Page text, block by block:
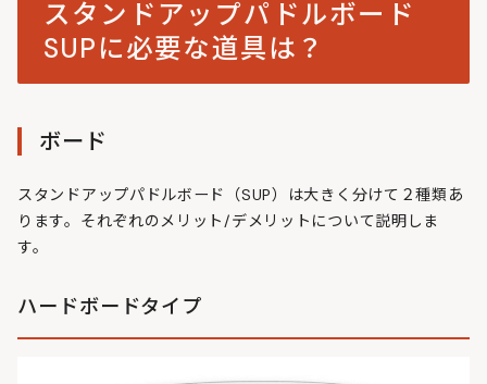
スタンドアップパドルボード
SUPに必要な道具は？
ボード
スタンドアップパドルボード（SUP）は大きく分けて２種類あ
ります。それぞれのメリット/デメリットについて説明しま
す。
ハードボードタイプ